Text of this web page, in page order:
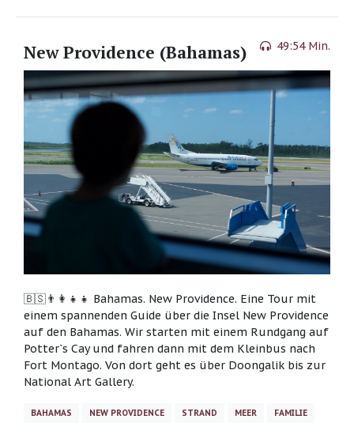
49:54 Min.
New Providence (Bahamas)
🇧🇸👨‍👩‍👧‍👧 Bahamas. New Providence. Eine Tour mit
einem spannenden Guide über die Insel New Providence
auf den Bahamas. Wir starten mit einem Rundgang auf
Potter`s Cay und fahren dann mit dem Kleinbus nach
Fort Montago. Von dort geht es über Doongalik bis zur
National Art Gallery.
BAHAMAS NEW PROVIDENCE STRAND MEER FAMILIE